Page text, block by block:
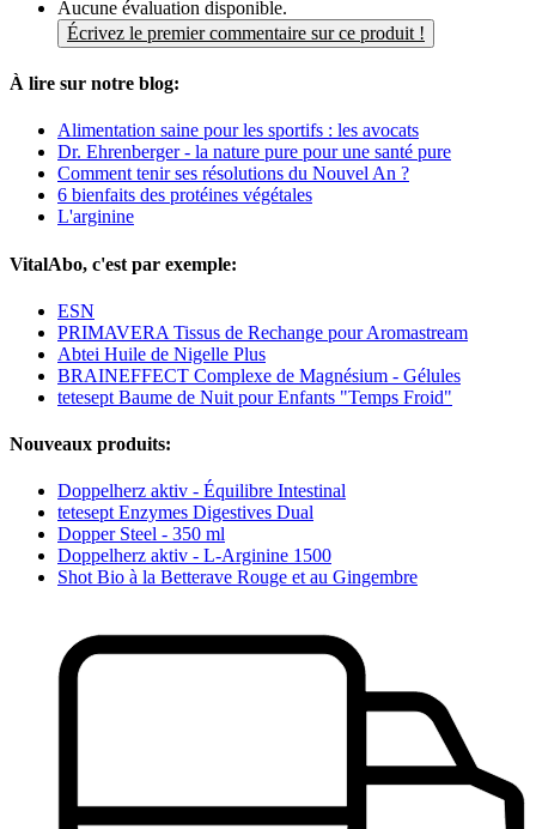
Aucune évaluation disponible.
Écrivez le premier commentaire sur ce produit !
À lire sur notre blog:
Alimentation saine pour les sportifs : les avocats
Dr. Ehrenberger - la nature pure pour une santé pure
Comment tenir ses résolutions du Nouvel An ?
6 bienfaits des protéines végétales
L'arginine
VitalAbo, c'est par exemple:
ESN
PRIMAVERA Tissus de Rechange pour Aromastream
Abtei Huile de Nigelle Plus
BRAINEFFECT Complexe de Magnésium - Gélules
tetesept Baume de Nuit pour Enfants "Temps Froid"
Nouveaux produits:
Doppelherz aktiv - Équilibre Intestinal
tetesept Enzymes Digestives Dual
Dopper Steel - 350 ml
Doppelherz aktiv - L-Arginine 1500
Shot Bio à la Betterave Rouge et au Gingembre